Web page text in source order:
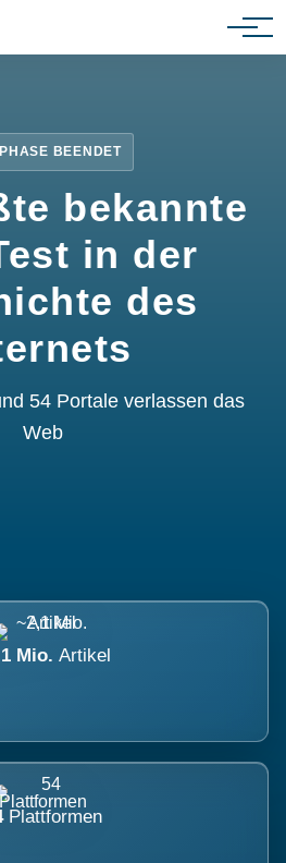
BEENDET
bekannte
in der
des
54 Portale verlassen das
Web
Mio. Artikel
Plattformen